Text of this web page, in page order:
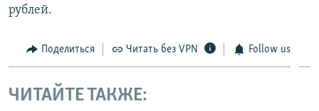
рублей.
Поделиться Читать без VPN Follow us
ЧИТАЙТЕ ТАКЖЕ: